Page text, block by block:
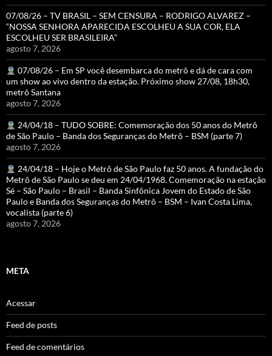
07/08/26 – TV BRASIL – SEM CENSURA – RODRIGO ALVAREZ –
“NOSSA SENHORA APARECIDA ESCOLHEU A SUA COR, ELA
ESCOLHEU SER BRASILEIRA”
agosto 7, 2026
07/08/26 – Em SP você desembarca do metrô e dá de cara com
um show ao vivo dentro da estação. Próximo show 27/08, 18h30,
metrô Santana
agosto 7, 2026
24/04/18 – TUDO SOBRE: Comemoração dos 50 anos do Metrô
de São Paulo – Banda dos Seguranças do Metrô – BSM (parte 7)
agosto 7, 2026
24/04/18 – Hoje o Metrô de São Paulo faz 50 anos. A fundação do
Metrô de São Paulo se deu em 24/04/1968. Comemoração na estação
Sé – São Paulo – Brasil – Banda Sinfônica Jovem do Estado de São
Paulo e Banda dos Seguranças do Metrô – BSM – Ivan Costa Lima,
vocalista (parte 6)
agosto 7, 2026
META
Acessar
Feed de posts
Feed de comentários